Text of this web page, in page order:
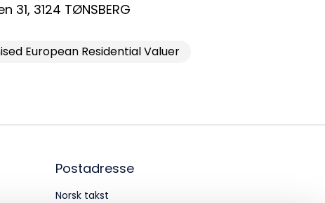
1516 Vika, 0117 OSLO
955 211
31, 3124 TØNSBERG
European Residential Valuer
Postadresse
Norsk takst